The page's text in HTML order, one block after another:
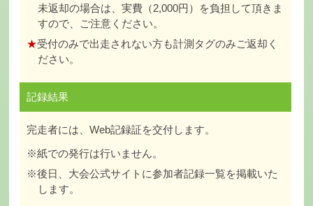
未返却の場合は、実費（2,000円）を負担して頂きま
すので、ご注意ください。
★受付のみで出走されない方も計測タグのみご返却く
ださい。
記録結果
完走者には、Web記録証を交付します。
※紙での発行は行いません。
※後日、大会公式サイトに参加者記録一覧を掲載いた
します。